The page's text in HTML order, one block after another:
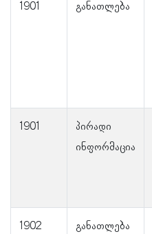
1901 განათლება
1901
პირადი
ინფორმაცია
1902 განათლება